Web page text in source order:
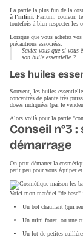
La partie la plus fun de la
à l'infini. Parfum, couleur,
toutefois à bien respecter les
Lorsque que vous achetez
précautions associées.
Saviez-vous que si
son huile essentielle ?
Les huiles
Souvent, les huiles
concentrés de plante très
doses indiquées (par le
Alors voilà pour la partie
Conseil n°3
démarrage
On peut démarrer la
petit peu pour vous équiper
Voici mon matériel "de base" :
Un bol chauffant (qui
Un mini fouet, ou une
Un lot de petites